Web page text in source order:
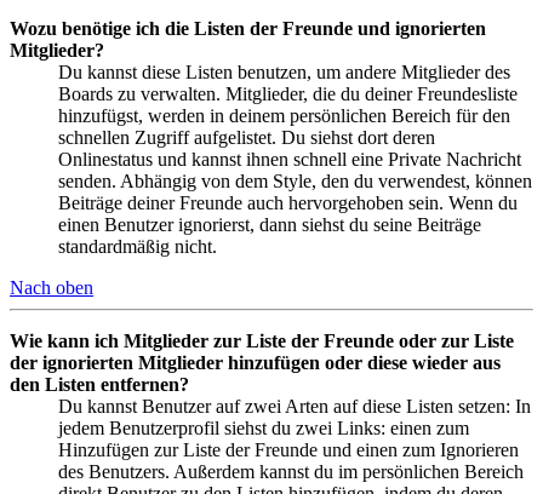
Wozu benötige ich die Listen der Freunde und ignorierten
Mitglieder?
Du kannst diese Listen benutzen, um andere Mitglieder des
Boards zu verwalten. Mitglieder, die du deiner Freundesliste
hinzufügst, werden in deinem persönlichen Bereich für den
schnellen Zugriff aufgelistet. Du siehst dort deren
Onlinestatus und kannst ihnen schnell eine Private Nachricht
senden. Abhängig von dem Style, den du verwendest, können
Beiträge deiner Freunde auch hervorgehoben sein. Wenn du
einen Benutzer ignorierst, dann siehst du seine Beiträge
standardmäßig nicht.
Nach oben
Wie kann ich Mitglieder zur Liste der Freunde oder zur Liste
der ignorierten Mitglieder hinzufügen oder diese wieder aus
den Listen entfernen?
Du kannst Benutzer auf zwei Arten auf diese Listen setzen: In
jedem Benutzerprofil siehst du zwei Links: einen zum
Hinzufügen zur Liste der Freunde und einen zum Ignorieren
des Benutzers. Außerdem kannst du im persönlichen Bereich